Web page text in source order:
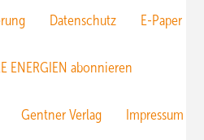
Datenschutz E-Paper
ENERGIEN abonnieren
Gentner Verlag Impressum